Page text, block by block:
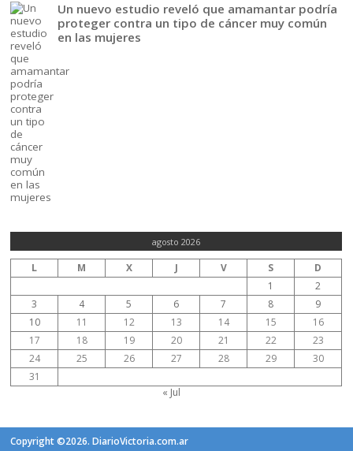
Un nuevo estudio reveló que amamantar podría
proteger contra un tipo de cáncer muy común
en las mujeres
agosto 2026
L M X J V S
D
1
2
3
4 5 6 7 8
9
10
11 12 13 14 15
16
17
18 19 20 21 22
23
24
25 26 27 28 29
30
31
« Jul
Copyright ©2026. DiarioVictoria.com.ar